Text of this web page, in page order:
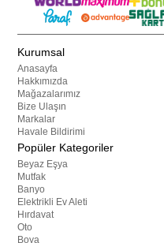
Kurumsal
Anasayfa
Hakkımızda
Mağazalarımız
Bize Ulaşın
Markalar
Havale Bildirimi
Popüler Kategoriler
Beyaz Eşya
Mutfak
Banyo
Elektrikli Ev Aleti
Hırdavat
Oto
Boya